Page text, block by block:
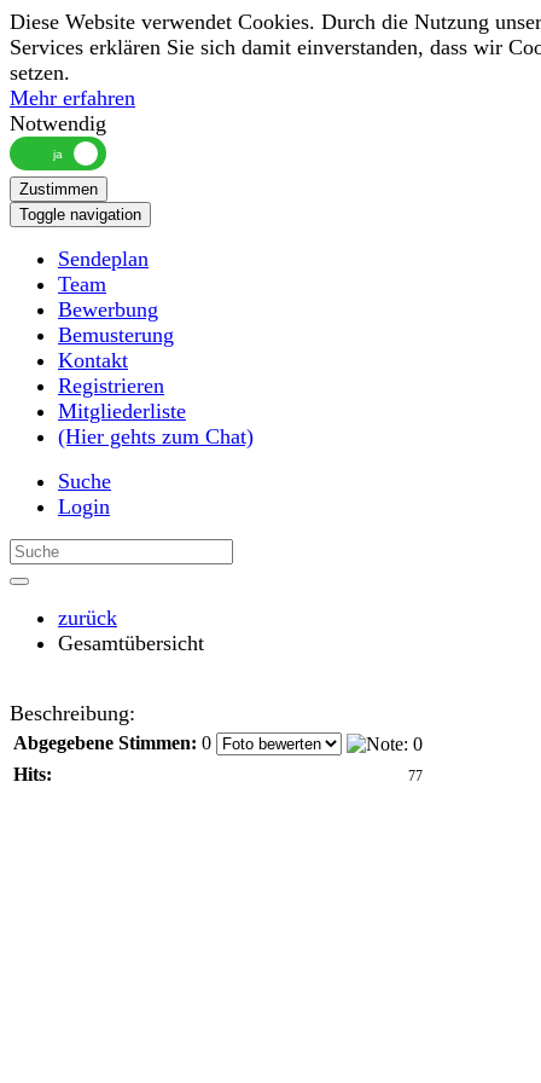
Diese Website verwendet Cookies. Durch die Nutzung
Services erklären Sie sich damit einverstanden, dass wir
setzen.
Mehr erfahren
Notwendig
Zustimmen
Toggle navigation
Sendeplan
Team
Bewerbung
Bemusterung
Kontakt
Registrieren
Mitgliederliste
(Hier gehts zum Chat)
Suche
Login
zurück
Gesamtübersicht
Beschreibung:
Abgegebene Stimmen: 0
Hits:
77